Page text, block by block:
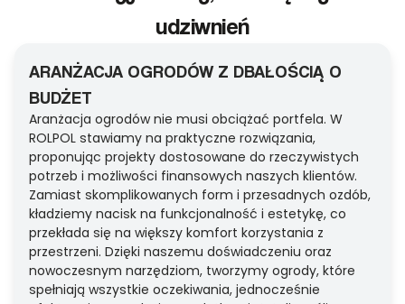
udziwnień
ARANŻACJA OGRODÓW Z DBAŁOŚCIĄ O
BUDŻET
Aranżacja ogrodów nie musi obciążać portfela. W
ROLPOL stawiamy na praktyczne rozwiązania,
proponując projekty dostosowane do rzeczywistych
potrzeb i możliwości finansowych naszych klientów.
Zamiast skomplikowanych form i przesadnych ozdób,
kładziemy nacisk na funkcjonalność i estetykę, co
przekłada się na większy komfort korzystania z
przestrzeni. Dzięki naszemu doświadczeniu oraz
nowoczesnym narzędziom, tworzymy ogrody, które
spełniają wszystkie oczekiwania, jednocześnie